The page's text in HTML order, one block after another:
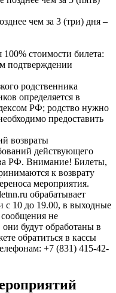
чем за 3 (три) дня –
стоимости билета:
подтверждении
родственника
определяется в
РФ; родство нужно
предоставить
возвраты
действующего
РФ. Внимание! Билеты,
к возврату
мероприятия.
обрабатывает
с 10 до 19.00, в выходные
не
они будут обработаны в
обратиться в кассы
+7 (831) 415-42-